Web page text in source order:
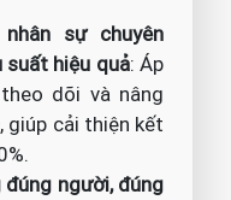
sự chuyên
hiệu quả: Áp
dõi và nâng
giúp cải thiện kết
người, đúng